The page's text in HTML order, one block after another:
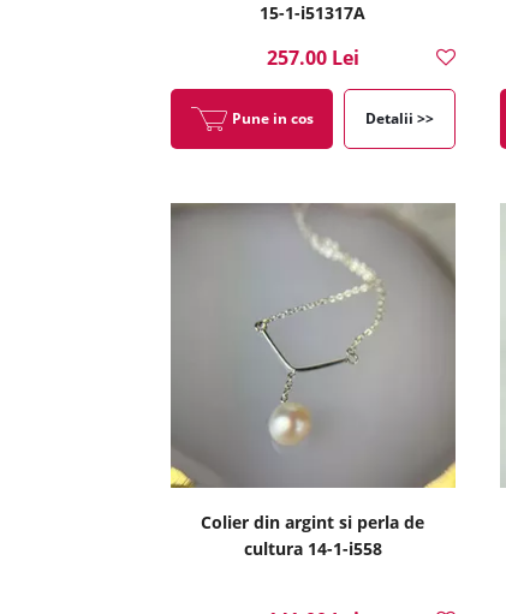
15-1-i51317A
257.00 Lei
Pune in cos Detalii >>
Colier din argint si perla de
cultura 14-1-i558